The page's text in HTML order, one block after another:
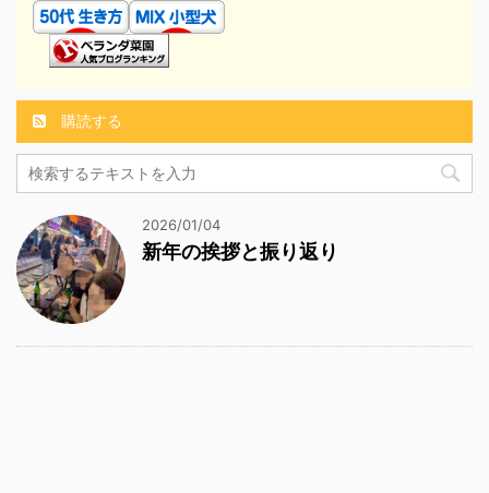
購読する
2026/01/04
新年の挨拶と振り返り